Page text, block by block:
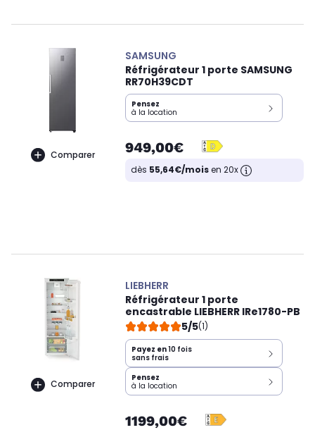
Comparer
SAMSUNG
Réfrigérateur 1 porte SAMSUNG
RR70H39CDT
Pensez
à la location
949,00€
dès 55,64€/moisen 20x
Comparer
LIEBHERR
Réfrigérateur 1 porte
encastrable LIEBHERR IRe1780-PB
5/5(1)
Payez en10 fois
sans frais
Pensez
à la location
1199,00€